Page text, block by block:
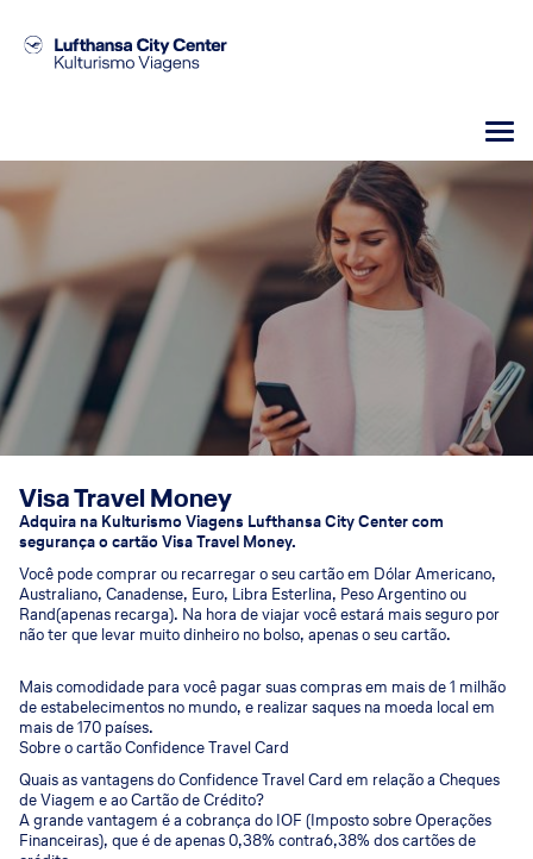
Visa Travel Money
Adquira na Kulturismo Viagens Lufthansa City Center com
segurança o cartão Visa Travel Money.
Você pode comprar ou recarregar o seu cartão em Dólar Americano,
Australiano, Canadense, Euro, Libra Esterlina, Peso Argentino ou
Rand(apenas recarga). Na hora de viajar você estará mais seguro por
não ter que levar muito dinheiro no bolso, apenas o seu cartão.
Mais comodidade para você pagar suas compras em mais de 1 milhão
de estabelecimentos no mundo, e realizar saques na moeda local em
mais de 170 países.
Sobre o cartão Confidence Travel Card
Quais as vantagens do Confidence Travel Card em relação a Cheques
de Viagem e ao Cartão de Crédito?
A grande vantagem é a cobrança do IOF (Imposto sobre Operações
Financeiras), que é de apenas 0,38% contra6,38% dos cartões de